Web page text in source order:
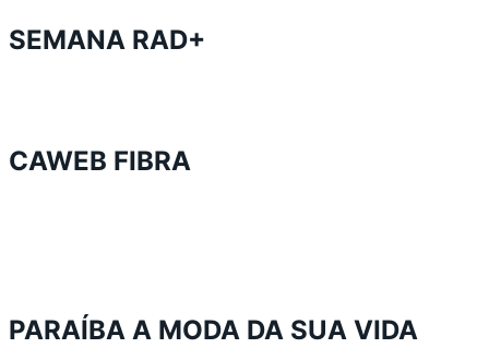
SEMANA RAD+
CAWEB FIBRA
PARAÍBA A MODA DA SUA VIDA